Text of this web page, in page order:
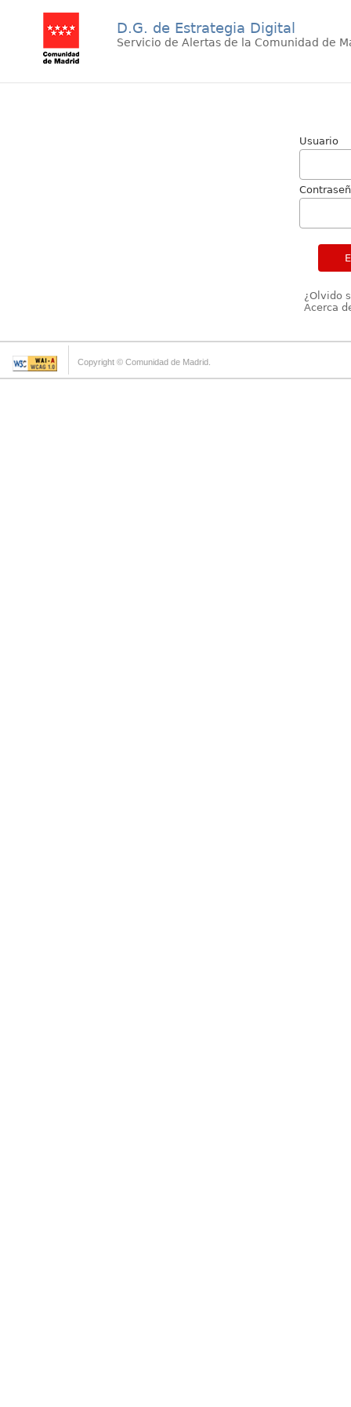
D.G. de Estrategia Digital
Servicio de Alertas de la Comunidad de
Usuario
¿Olvido
Acerca
Copyright © Comunidad de Madrid.